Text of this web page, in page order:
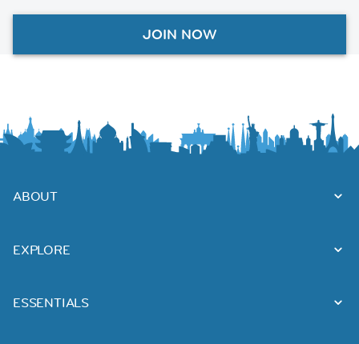
JOIN NOW
ABOUT
EXPLORE
ESSENTIALS